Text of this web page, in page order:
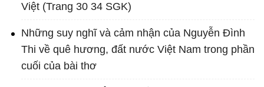
Việt (Trang 30 34 SGK)
Những suy nghĩ và cảm nhận của Nguyễn Đình
Thi về quê hương, đất nước Việt Nam trong phần
cuối của bài thơ